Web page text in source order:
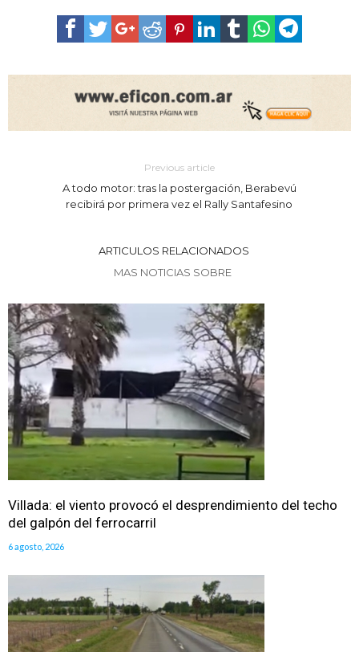
Previous article
A todo motor: tras la postergación, Berabevú
recibirá por primera vez el Rally Santafesino
ARTICULOS RELACIONADOS
MAS NOTICIAS SOBRE
Villada: el viento provocó el desprendimiento del techo
del galpón del ferrocarril
6 agosto, 2026